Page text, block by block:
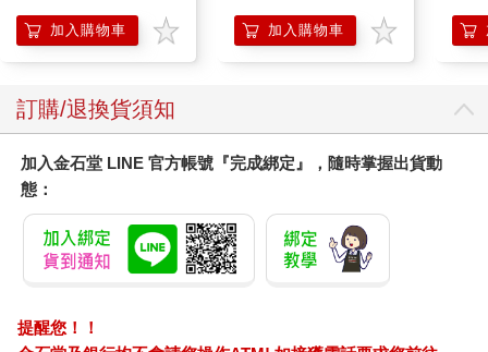
加入購物車 加入購物車
訂購/退換貨須知
加入金石堂 LINE 官方帳號『完成綁定』，隨時掌握出貨動
態：
提醒您！！